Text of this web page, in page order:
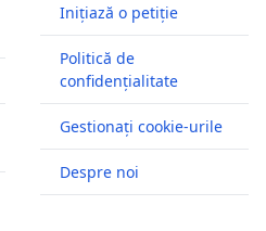
Inițiază o petiție
Politică de
confidențialitate
Gestionați cookie-urile
Despre noi